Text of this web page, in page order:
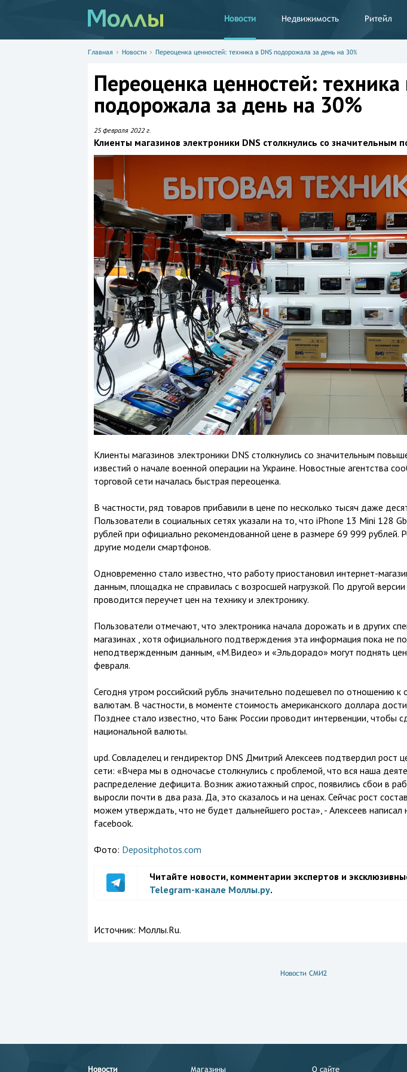
Новости Недвижимость Ритейл
Главная Новости Переоценка ценностей: техника в DNS подорожала за день на 30%
Переоценка ценностей: техника
подорожала за день на 30%
25 февраля 2022 г.
Клиенты магазинов электроники DNS столкнулись со значительным
Клиенты магазинов электроники DNS столкнулись со значительным
известий о начале военной операции на Украине. Новостные агентства
торговой сети началась быстрая переоценка.
В частности, ряд товаров прибавили в цене по несколько тысяч даже
Пользователи в социальных сетях указали на то, что iPhone 13 Mini 128
рублей при официально рекомендованной цене в размере 69 999 рублей.
другие модели смартфонов.
Одновременно стало известно, что работу приостановил интернет-
данным, площадка не справилась с возросшей нагрузкой. По другой
проводится переучет цен на технику и электронику.
Пользователи отмечают, что электроника начала дорожать и в других
магазинах , хотя официального подтверждения эта информация пока не
неподтвержденным данным, «М.Видео» и «Эльдорадо» могут поднять
февраля.
Сегодня утром российский рубль значительно подешевел по отношению
валютам. В частности, в моменте стоимость американского доллара
Позднее стало известно, что Банк России проводит интервенции, чтобы
национальной валюты.
upd. Совладелец и гендиректор DNS Дмитрий Алексеев подтвердил рост
сети: «Вчера мы в одночасье столкнулись с проблемой, что вся наша
распределение дефицита. Возник ажиотажный спрос, появились сбои в
выросли почти в два раза. Да, это сказалось и на ценах. Сейчас рост
можем утверждать, что не будет дальнейшего роста», - Алексеев написал
facebook.
Фото: Depositphotos.com
Читайте новости, комментарии экспертов и
Telegram-канале Моллы.ру.
Источник: Моллы.Ru.
Новости СМИ2
Новости Магазины О сайте